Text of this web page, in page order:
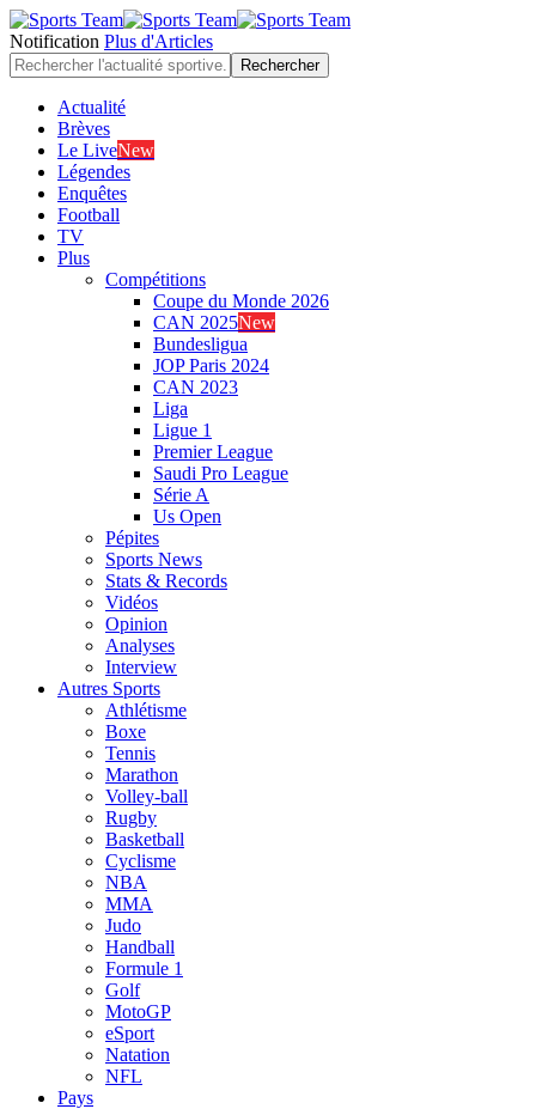
Notification Plus d'Articles
Actualité
Brèves
Le LiveNew
Légendes
Enquêtes
Football
TV
Plus
Compétitions
Coupe du Monde 2026
CAN 2025New
Bundesligua
JOP Paris 2024
CAN 2023
Liga
Ligue 1
Premier League
Saudi Pro League
Série A
Us Open
Pépites
Sports News
Stats & Records
Vidéos
Opinion
Analyses
Interview
Autres Sports
Athlétisme
Boxe
Tennis
Marathon
Volley-ball
Rugby
Basketball
Cyclisme
NBA
MMA
Judo
Handball
Formule 1
Golf
MotoGP
eSport
Natation
NFL
Pays